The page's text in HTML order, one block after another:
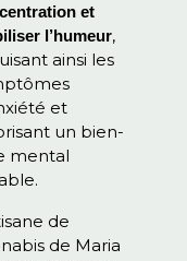
et
l’humeur,
ainsi les
et
un bien-
mental
de
de Maria